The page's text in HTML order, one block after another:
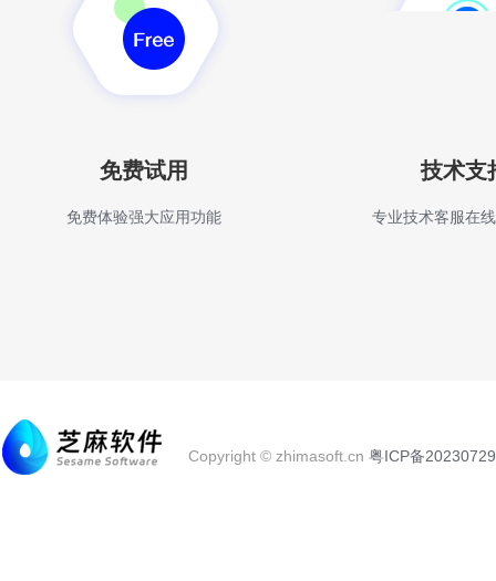
免费试用
免费体验强大应用功能
技术支
专业技术客服在
Copyright © zhimasoft.cn 粤ICP备